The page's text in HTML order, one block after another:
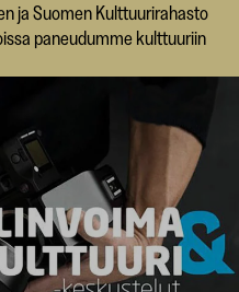
ja Suomen Kulttuurirahasto
paneudumme kulttuuriin